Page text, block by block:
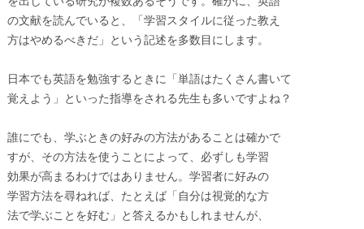
の文献を読んでいると、「学習スタイルに従った教え
方はやめるべきだ」という記述を多数目にします。
日本でも英語を勉強するときに「単語はたくさん書いて
覚えよう」といった指導をされる先生も多いですよね？
誰にでも、学ぶときの好みの方法があることは確かで
すが、その方法を使うことによって、必ずしも学習
効果が高まるわけではありません。学習者に好みの
学習方法を尋ねれば、たとえば「自分は視覚的な方
法で学ぶことを好む」と答えるかもしれませんが、